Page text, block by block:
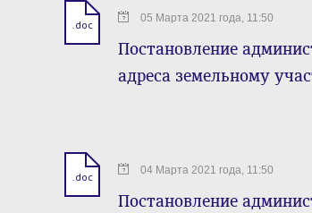
.doc 05 Марта 2021 года, 11:50
Постановление
адреса земельному
.doc 04 Марта 2021 года, 11:50
Постановление